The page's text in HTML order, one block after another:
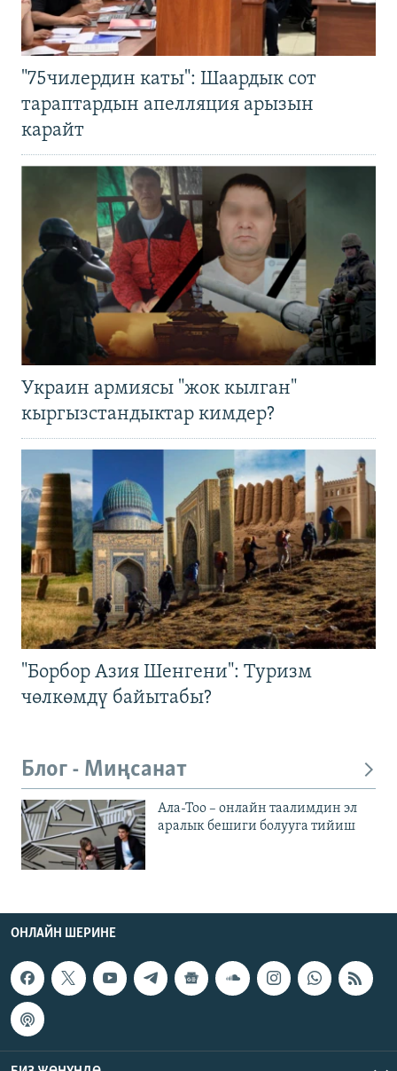
"75чилердин каты": Шаардык сот
тараптардын апелляция арызын
карайт
Украин армиясы "жок кылган"
кыргызстандыктар кимдер?
"Борбор Азия Шенгени": Туризм
чөлкөмдү байытабы?
Блог - Миңсанат
Ала-Тоо – онлайн таалимдин эл
аралык бешиги болууга тийиш
ОНЛАЙН ШЕРИНЕ